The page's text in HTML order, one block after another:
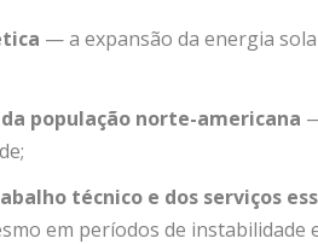
— a expansão da energia
população norte-americana
técnico e dos serviços
em períodos de instabilidade